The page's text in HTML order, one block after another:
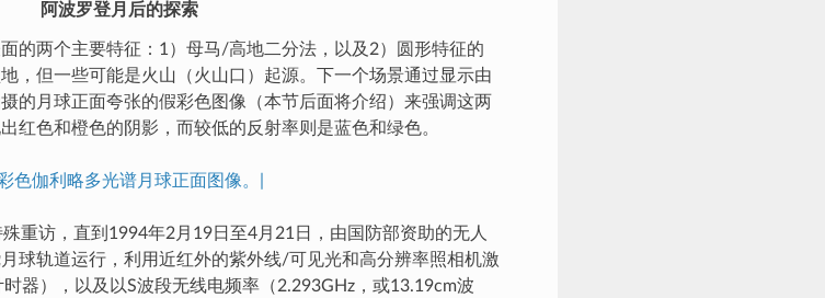
阿波罗登月后的探索
的两个主要特征：1）母马/高地二分法，以及2）圆形特征的
，但一些可能是火山（火山口）起源。下一个场景通过显示由
的月球正面夸张的假彩色图像（本节后面将介绍）来强调这两
红色和橙色的阴影，而较低的反射率则是蓝色和绿色。
色伽利略多光谱月球正面图像。|
重访，直到1994年2月19日至4月21日，由国防部资助的无人
球轨道运行，利用近红外的紫外线/可见光和高分辨率照相机激
器），以及以S波段无线电频率（2.293GHz，或13.19cm波